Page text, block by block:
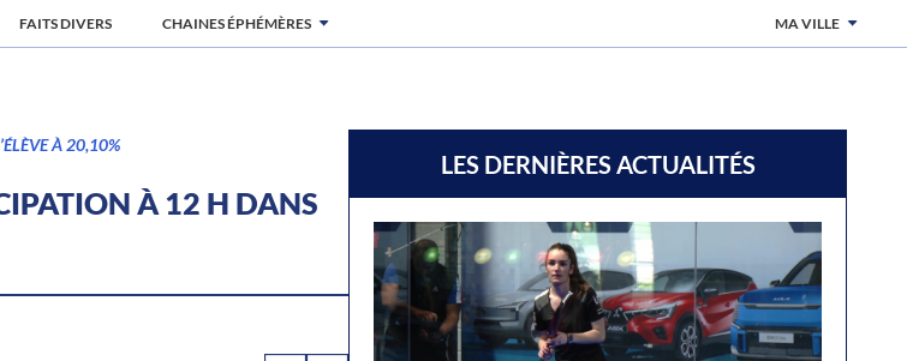
FAITS DIVERS CHAINES ÉPHÉMÈRES MA VILLE
À 20,10%
À 12 H DANS
LES DERNIÈRES ACTUALITÉS